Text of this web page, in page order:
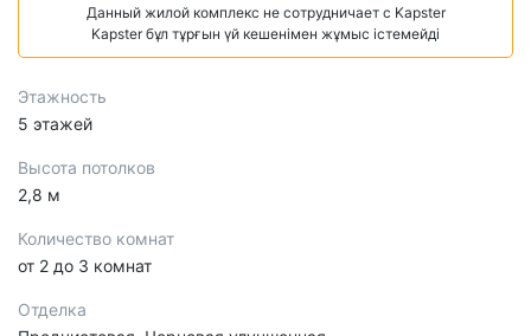
Данный жилой комплекс не сотрудничает с Kapster
Kapster бұл тұрғын үй кешенімен жұмыс істемейді
Этажность
5 этажей
Высота потолков
2,8 м
Количество комнат
от 2 до 3 комнат
Отделка